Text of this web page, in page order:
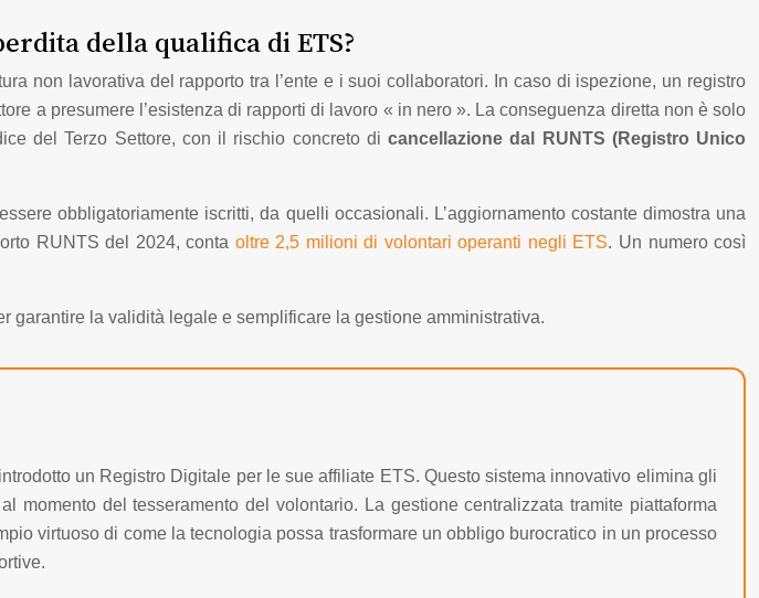
della qualifica di ETS?
non lavorativa del rapporto tra l’ente e i suoi collaboratori. In caso di ispezione, un registro
a presumere l’esistenza di rapporti di lavoro « in nero ». La conseguenza diretta non è solo
del Terzo Settore, con il rischio concreto dicancellazione dal RUNTS (Registro Unico
obbligatoriamente iscritti, da quelli occasionali. L’aggiornamento costante dimostra una
RUNTS del 2024, conta oltre 2,5 milioni di volontari operanti negli ETS. Un numero così
garantire la validità legale e semplificare la gestione amministrativa.
un Registro Digitale per le sue affiliate ETS. Questo sistema innovativo elimina gli
del tesseramento del volontario. La gestione centralizzata tramite piattaforma
virtuoso di come la tecnologia possa trasformare un obbligo burocratico in un processo